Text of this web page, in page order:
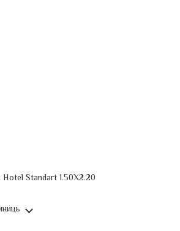
Standart 1.50Х2.20